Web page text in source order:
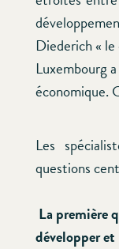
Diederich «
Luxembourg
économique.
Les
questions
La première
développer et